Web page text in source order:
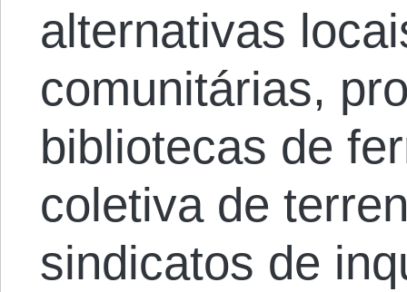
alternativas
comunitárias,
bibliotecas de
coletiva de
sindicatos de